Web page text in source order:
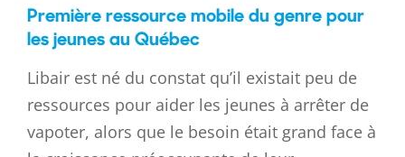
Premièreressource mobile du genre pour
les jeunes au Québec
Libair est né du constat qu’il existait peu de
ressources pour aider les jeunes à arrêter de
vapoter, alors que le besoin était grand face à